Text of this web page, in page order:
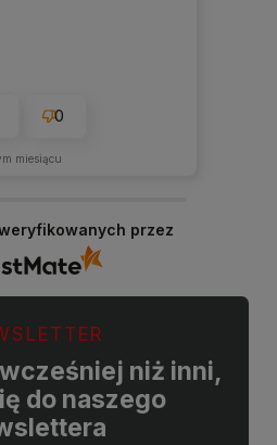
0
miesiącu
przez
niż inni,
do naszego